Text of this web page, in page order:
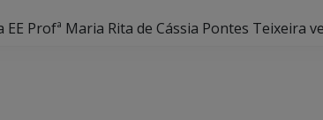
EE Profª Maria Rita de Cássia Pontes Teixeira